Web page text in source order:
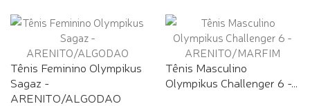
Tênis Feminino Olympikus
Sagaz -
ARENITO/ALGODAO
Tênis Masculino
Olympikus Challenger 6 -...